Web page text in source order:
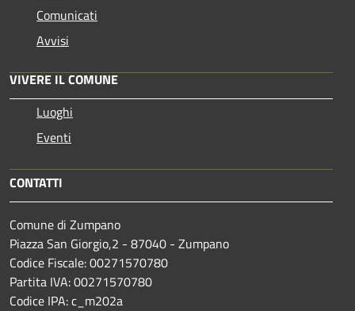
Comunicati
Avvisi
VIVERE IL COMUNE
Luoghi
Eventi
CONTATTI
Comune di Zumpano
Piazza San Giorgio,2 - 87040 - Zumpano
Codice Fiscale: 00271570780
Partita IVA: 00271570780
Codice IPA: c_m202a